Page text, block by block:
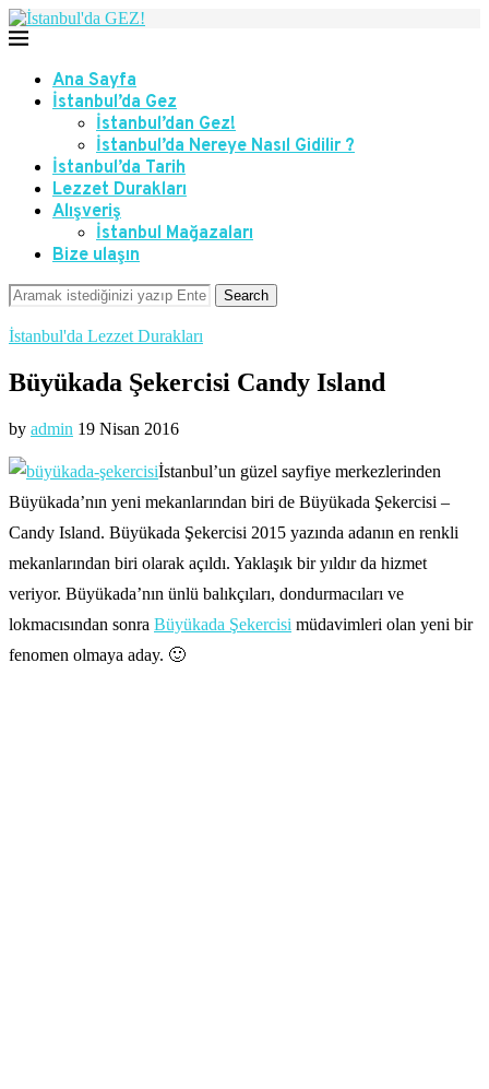
Ana Sayfa
İstanbul’da Gez
İstanbul’dan Gez!
İstanbul’da Nereye Nasıl Gidilir ?
İstanbul’da Tarih
Lezzet Durakları
Alışveriş
İstanbul Mağazaları
Bize ulaşın
Search
İstanbul'da Lezzet Durakları
Büyükada Şekercisi Candy Island
by admin 19 Nisan 2016
İstanbul’un güzel sayfiye merkezlerinden
Büyükada’nın yeni mekanlarından biri de Büyükada Şekercisi –
Candy Island. Büyükada Şekercisi 2015 yazında adanın en renkli
mekanlarından biri olarak açıldı. Yaklaşık bir yıldır da hizmet
veriyor. Büyükada’nın ünlü balıkçıları, dondurmacıları ve
lokmacısından sonra Büyükada Şekercisi müdavimleri olan yeni bir
fenomen olmaya aday. 🙂